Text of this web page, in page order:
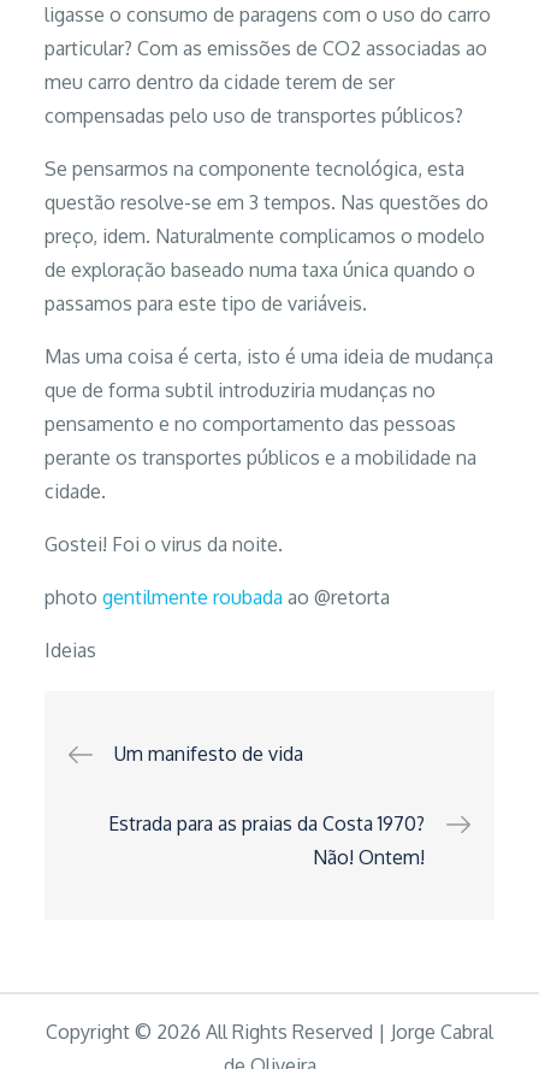
ligasse o consumo de paragens com o uso do carro
particular? Com as emissões de CO2 associadas ao
meu carro dentro da cidade terem de ser
compensadas pelo uso de transportes públicos?
Se pensarmos na componente tecnológica, esta
questão resolve-se em 3 tempos. Nas questões do
preço, idem. Naturalmente complicamos o modelo
de exploração baseado numa taxa única quando o
passamos para este tipo de variáveis.
Mas uma coisa é certa, isto é uma ideia de mudança
que de forma subtil introduziria mudanças no
pensamento e no comportamento das pessoas
perante os transportes públicos e a mobilidade na
cidade.
Gostei! Foi o virus da noite.
photogentilmente roubada ao @retorta
Ideias
Navegação
de
Um manifesto de vida
Estrada para as praias da Costa 1970?
Não! Ontem!
Copyright © 2026 All Rights Reserved | Jorge Cabral